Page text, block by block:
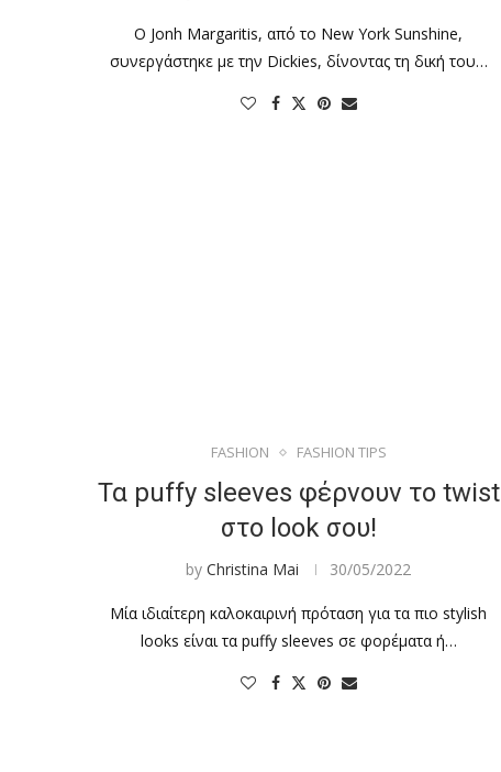
Ο Jonh Margaritis, από το New York Sunshine,
συνεργάστηκε με την Dickies, δίνοντας τη δική του…
FASHION FASHION TIPS
Τα puffy sleeves φέρνουν το twist
στο look σου!
byChristina Mai 30/05/2022
Μία ιδιαίτερη καλοκαιρινή πρόταση για τα πιο stylish
looks είναι τα puffy sleeves σε φορέματα ή…